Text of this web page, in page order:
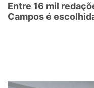
Entre 16 mil
Campos é